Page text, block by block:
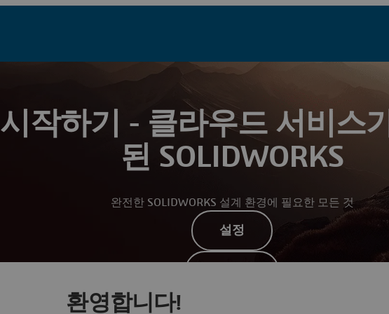
시작하기 - 클라우드 서비스
된 SOLIDWORKS
완전한 SOLIDWORKS 설계 환경에 필요한 모든 것
설정
환영합니다!